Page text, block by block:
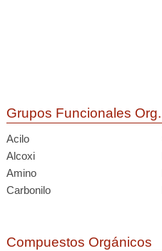
Grupos Funcionales Org.
Acilo
Alcoxi
Amino
Carbonilo
Compuestos Orgánicos